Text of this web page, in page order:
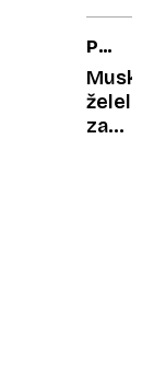
odkrili
truplo
Musk
želel